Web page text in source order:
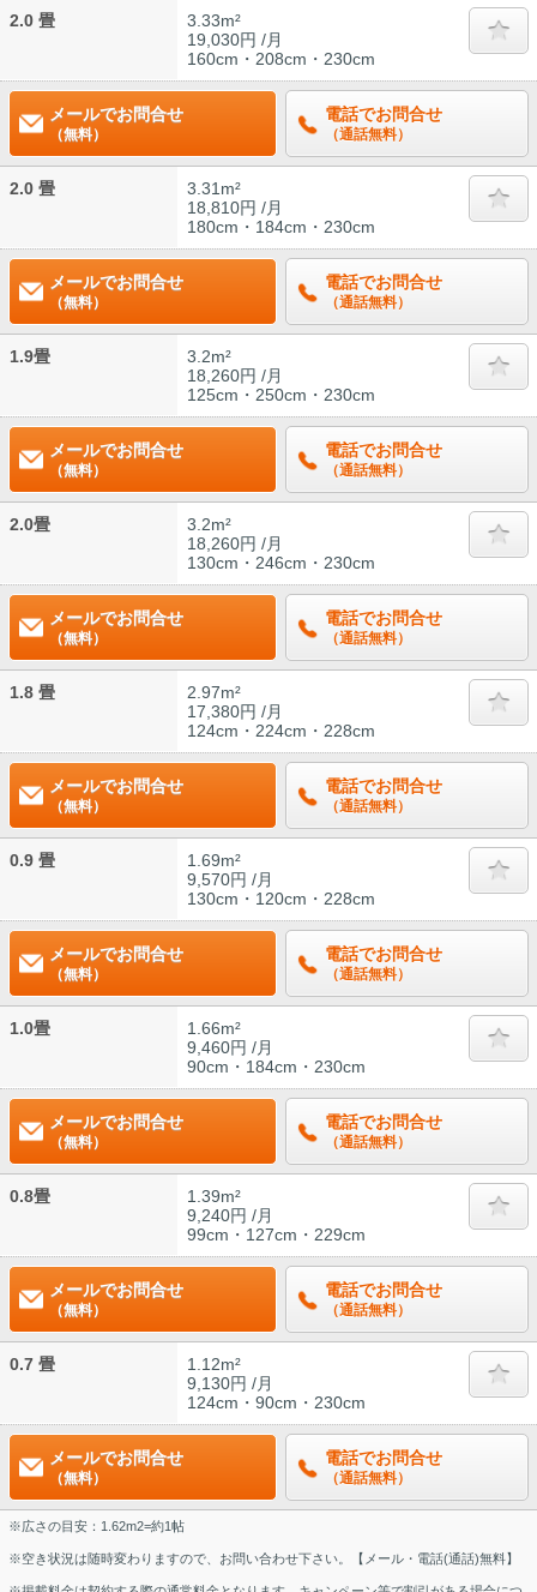
2.0 畳
3.33m²
19,030円 /月
160cm・208cm・230cm
メールでお問合せ
（無料）
電話でお問合せ
（通話無料）
2.0 畳
3.31m²
18,810円 /月
180cm・184cm・230cm
メールでお問合せ
（無料）
電話でお問合せ
（通話無料）
1.9畳
3.2m²
18,260円 /月
125cm・250cm・230cm
メールでお問合せ
（無料）
電話でお問合せ
（通話無料）
2.0畳
3.2m²
18,260円 /月
130cm・246cm・230cm
メールでお問合せ
（無料）
電話でお問合せ
（通話無料）
1.8 畳
2.97m²
17,380円 /月
124cm・224cm・228cm
メールでお問合せ
（無料）
電話でお問合せ
（通話無料）
0.9 畳
1.69m²
9,570円 /月
130cm・120cm・228cm
メールでお問合せ
（無料）
電話でお問合せ
（通話無料）
1.0畳
1.66m²
9,460円 /月
90cm・184cm・230cm
メールでお問合せ
（無料）
電話でお問合せ
（通話無料）
0.8畳
1.39m²
9,240円 /月
99cm・127cm・229cm
メールでお問合せ
（無料）
電話でお問合せ
（通話無料）
0.7 畳
1.12m²
9,130円 /月
124cm・90cm・230cm
メールでお問合せ
（無料）
電話でお問合せ
（通話無料）
※広さの目安：1.62m2=約1帖
※空き状況は随時変わりますので、お問い合わせ下さい。【メール・電話(通話)無料】